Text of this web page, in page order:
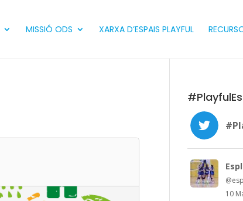
MISSIÓ ODS XARXA D’ESPAIS PLAYFUL
10